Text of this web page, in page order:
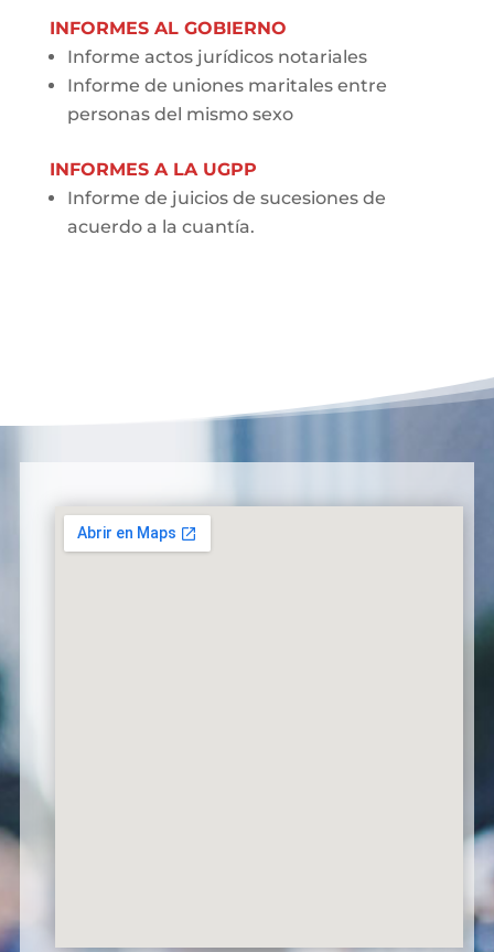
INFORMES AL GOBIERNO
Informe actos jurídicos notariales
Informe de uniones maritales entre
personas del mismo sexo
INFORMES A LA UGPP
Informe de juicios de sucesiones de
acuerdo a la cuantía.